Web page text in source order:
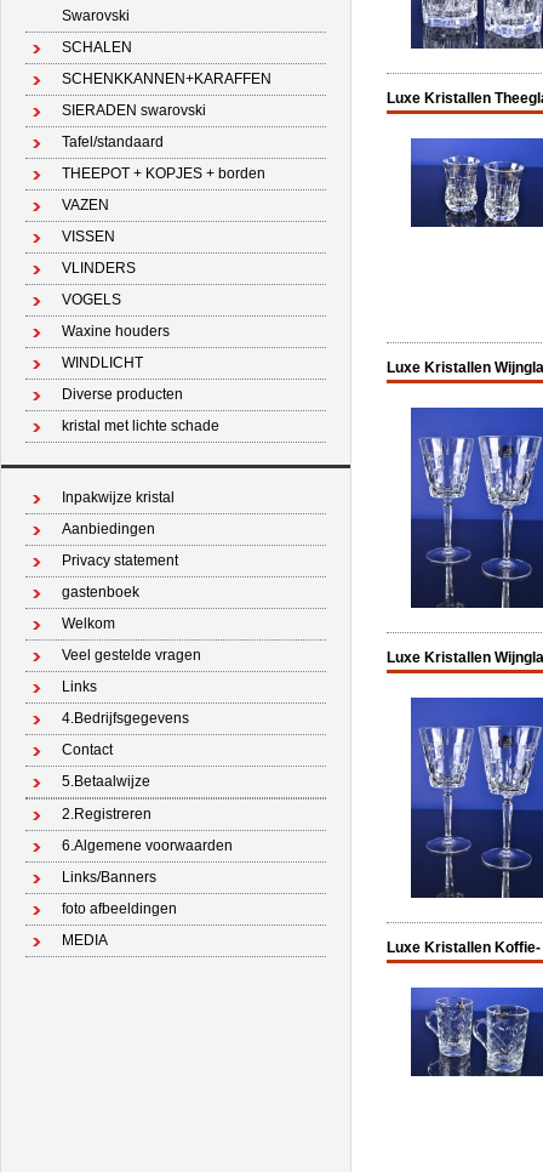
Swarovski
SCHALEN
SCHENKKANNEN+KARAFFEN
SIERADEN swarovski
Tafel/standaard
THEEPOT + KOPJES + borden
VAZEN
VISSEN
VLINDERS
VOGELS
Waxine houders
WINDLICHT
Diverse producten
kristal met lichte schade
Inpakwijze kristal
Aanbiedingen
Privacy statement
gastenboek
Welkom
Veel gestelde vragen
Links
4.Bedrijfsgegevens
Contact
5.Betaalwijze
2.Registreren
6.Algemene voorwaarden
Links/Banners
foto afbeeldingen
MEDIA
Luxe Kristallen
Luxe Kristallen
Luxe Kristallen
Luxe Kristallen Koffie-